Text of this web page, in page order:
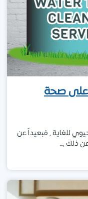
على صحة
للغاية , فبعيداً عن
ذلك ,…